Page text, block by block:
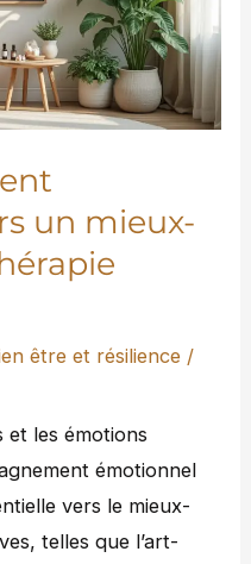
un mieux-
être et résilience /
et les émotions
émotionnel
vers le mieux-
telles que l’art-